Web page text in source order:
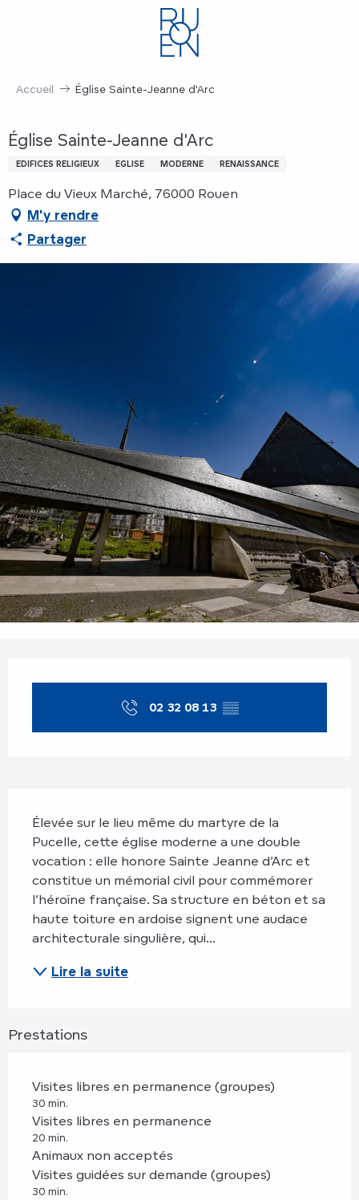
Accueil Église Sainte-Jeanne d'Arc
Église Sainte-Jeanne d'Arc
EDIFICES RELIGIEUX EGLISE MODERNE RENAISSANCE
Place du Vieux Marché, 76000 Rouen
M'y rendre
Partager
02 32 08 13 ▒▒
Élevée sur le lieu même du martyre de la
Pucelle, cette église moderne a une double
vocation : elle honore Sainte Jeanne d’Arc et
constitue un mémorial civil pour commémorer
l’héroïne française. Sa structure en béton et sa
haute toiture en ardoise signent une audace
architecturale singulière, qui...
Lire la suite
Prestations
Visites libres en permanence (groupes)
30 min.
Visites libres en permanence
20 min.
Animaux non acceptés
Visites guidées sur demande (groupes)
30 min.